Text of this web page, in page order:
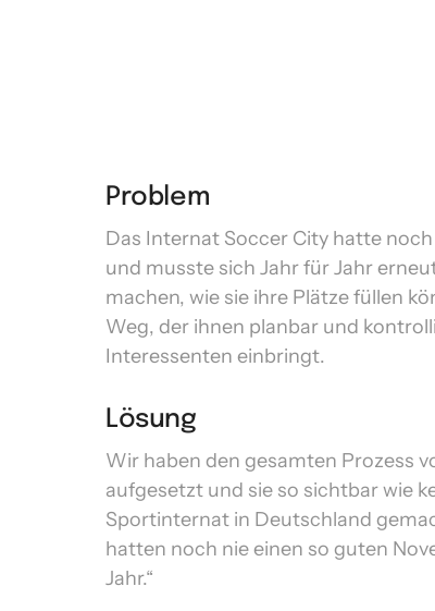
Problem
Das Internat Soccer City hatte
und musste sich Jahr für Jahr
machen, wie sie ihre Plätze füllen
Weg, der ihnen planbar und
Interessenten einbringt.
Lösung
Wir haben den gesamten Prozess
aufgesetzt und sie so sichtbar wie
Sportinternat in Deutschland
hatten noch nie einen so guten
Jahr.“